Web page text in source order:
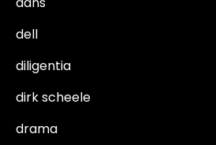
dell
diligentia
dirk scheele
drama